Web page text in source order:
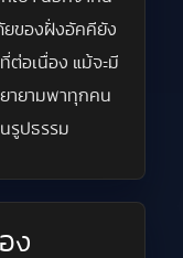
ยของฝั่งอัคคียัง
ต่อเนื่อง แม้จะมี
ยายามพาทุกคน
รูปธรรม
ง